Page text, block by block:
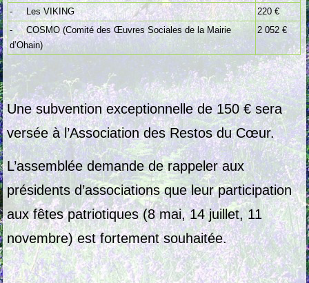
- Les VIKING
220 €
- COSMO (Comité des Œuvres Sociales de la Mairie
d’Ohain)
2 052 €
Une subvention exceptionnelle de 150 € sera
versée à l’Association des Restos du Cœur.
L’assemblée demande de rappeler aux
présidents d’associations que leur participation
aux fêtes patriotiques (8 mai, 14 juillet, 11
novembre) est fortement souhaitée.